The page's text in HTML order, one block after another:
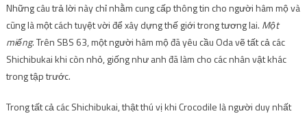
Những câu trả lời này chỉ nhằm cung cấp thông tin cho người hâm mộ và
cũng là một cách tuyệt vời để xây dựng thế giới trong tương lai. Một
miếng. Trên SBS 63, một người hâm mộ đã yêu cầu Oda vẽ tất cả các
Shichibukai khi còn nhỏ, giống như anh đã làm cho các nhân vật khác
trong tập trước.
Trong tất cả các Shichibukai, thật thú vị khi Crocodile là người duy nhất